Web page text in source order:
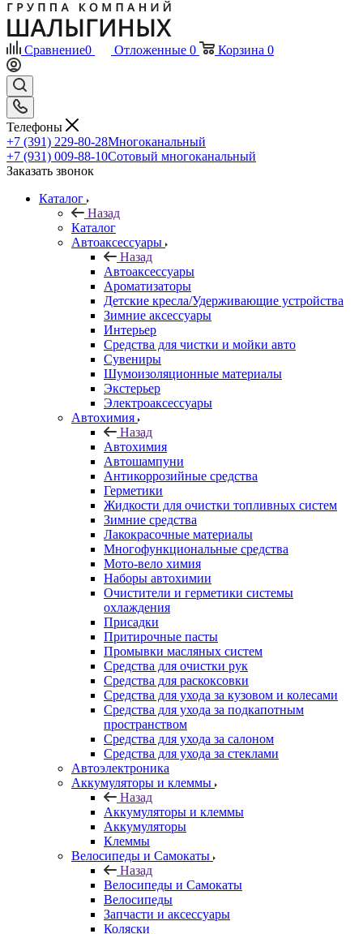
Сравнение0 Отложенные 0 Корзина 0
Телефоны
+7 (391) 229-80-28Многоканальный
+7 (931) 009-88-10Сотовый многоканальный
Заказать звонок
Каталог
Назад
Каталог
Автоаксессуары
Назад
Автоаксессуары
Ароматизаторы
Детские кресла/Удерживающие устройства
Зимние аксессуары
Интерьер
Средства для чистки и мойки авто
Сувениры
Шумоизоляционные материалы
Экстерьер
Электроаксессуары
Автохимия
Назад
Автохимия
Автошампуни
Антикоррозийные средства
Герметики
Жидкости для очистки топливных систем
Зимние средства
Лакокрасочные материалы
Многофункциональные средства
Мото-вело химия
Наборы автохимии
Очистители и герметики системы
охлаждения
Присадки
Притирочные пасты
Промывки масляных систем
Средства для очистки рук
Средства для раскоксовки
Средства для ухода за кузовом и колесами
Средства для ухода за подкапотным
пространством
Средства для ухода за салоном
Средства для ухода за стеклами
Автоэлектроника
Аккумуляторы и клеммы
Назад
Аккумуляторы и клеммы
Аккумуляторы
Клеммы
Велосипеды и Самокаты
Назад
Велосипеды и Самокаты
Велосипеды
Запчасти и аксессуары
Коляски